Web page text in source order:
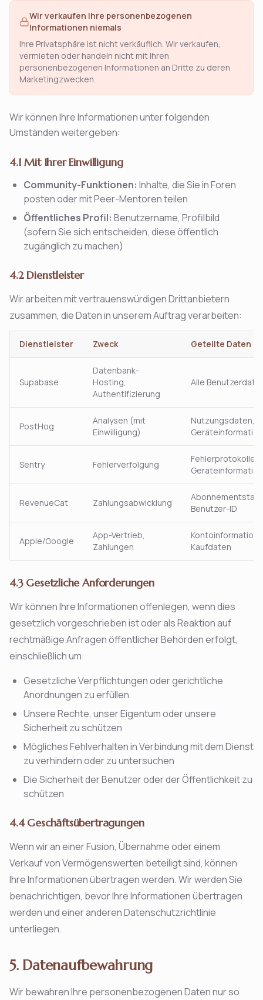
Wir verkaufen Ihre personenbezogenen
Informationen niemals
Ihre Privatsphäre ist nicht verkäuflich. Wir verkaufen,
vermieten oder handeln nicht mit Ihren
personenbezogenen Informationen an Dritte zu deren
Marketingzwecken.
Wir können Ihre Informationen unter folgenden
Umständen weitergeben:
4.1 Mit Ihrer Einwilligung
Community-Funktionen: Inhalte, die Sie in Foren
posten oder mit Peer-Mentoren teilen
Öffentliches Profil: Benutzername, Profilbild
(sofern Sie sich entscheiden, diese öffentlich
zugänglich zu machen)
4.2 Dienstleister
Wir arbeiten mit vertrauenswürdigen Drittanbietern
zusammen, die Daten in unserem Auftrag verarbeiten:
Dienstleister Zweck Geteilte Daten
Supabase
Datenbank-
Hosting,
Authentifizierung
Alle
PostHog
Analysen (mit
Einwilligung)
Nutzungsdaten,
Sentry Fehlerverfolgung
Fehlerprotokolle,
RevenueCat Zahlungsabwicklung
Benutzer-ID
Apple/Google
App-Vertrieb,
Zahlungen
Kaufdaten
4.3 Gesetzliche Anforderungen
Wir können Ihre Informationen offenlegen, wenn dies
gesetzlich vorgeschrieben ist oder als Reaktion auf
rechtmäßige Anfragen öffentlicher Behörden erfolgt,
einschließlich um:
Gesetzliche Verpflichtungen oder gerichtliche
Anordnungen zu erfüllen
Unsere Rechte, unser Eigentum oder unsere
Sicherheit zu schützen
Mögliches Fehlverhalten in Verbindung mit dem Dienst
zu verhindern oder zu untersuchen
Die Sicherheit der Benutzer oder der Öffentlichkeit zu
schützen
4.4 Geschäftsübertragungen
Wenn wir an einer Fusion, Übernahme oder einem
Verkauf von Vermögenswerten beteiligt sind, können
Ihre Informationen übertragen werden. Wir werden Sie
benachrichtigen, bevor Ihre Informationen übertragen
werden und einer anderen Datenschutzrichtlinie
unterliegen.
5. Datenaufbewahrung
Wir bewahren Ihre personenbezogenen Daten nur so